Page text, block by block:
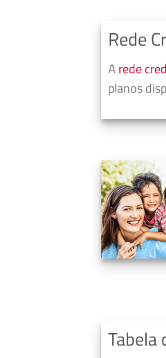
Rede
A rede
planos
Tabela